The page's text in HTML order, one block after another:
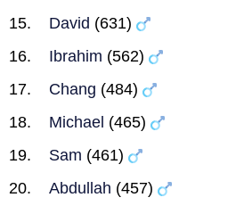
David (631)
Ibrahim (562)
Chang (484)
Michael (465)
Sam (461)
Abdullah (457)